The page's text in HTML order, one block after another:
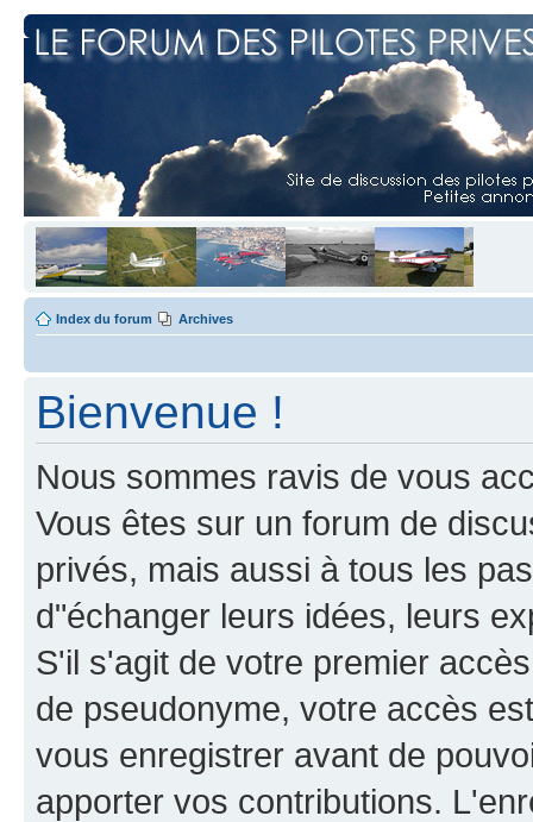
Index du forum Archives
Bienvenue !
Nous sommes ravis de vous
Vous êtes sur un forum de
privés, mais aussi à tous les
d"échanger leurs idées, leurs
S'il s'agit de votre premier
de pseudonyme, votre accès
vous enregistrer avant de
apporter vos contributions.